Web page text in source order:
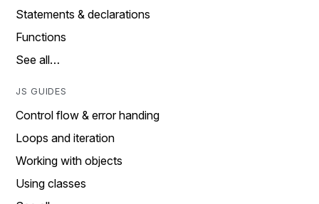
Statements & declarations
Functions
See all…
JS GUIDES
Control flow & error handing
Loops and iteration
Working with objects
Using classes